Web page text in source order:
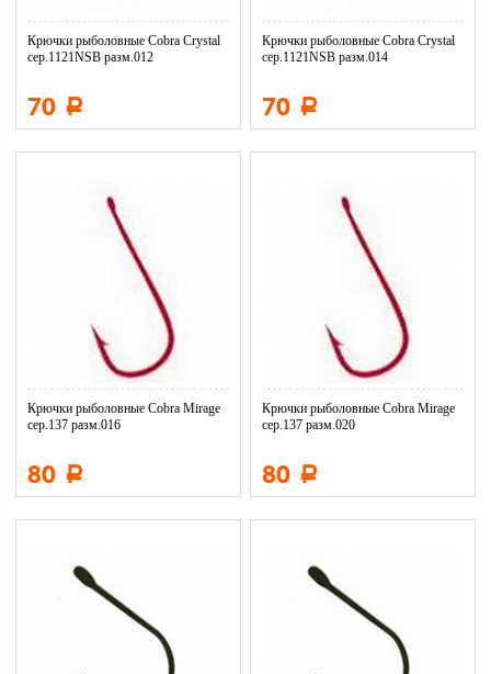
Крючки рыболовные Cobra Crystal
сер.1121NSB разм.012
70 Р
Крючки рыболовные Cobra Crystal
сер.1121NSB разм.014
70 Р
Крючки рыболовные Cobra Mirage
сер.137 разм.016
80 Р
Крючки рыболовные Cobra Mirage
сер.137 разм.020
80 Р